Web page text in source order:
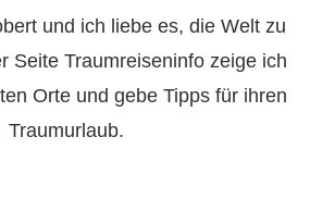
und ich liebe es, die Welt zu
Seite Traumreiseninfo zeige ich
Orte und gebe Tipps für ihren
Traumurlaub.